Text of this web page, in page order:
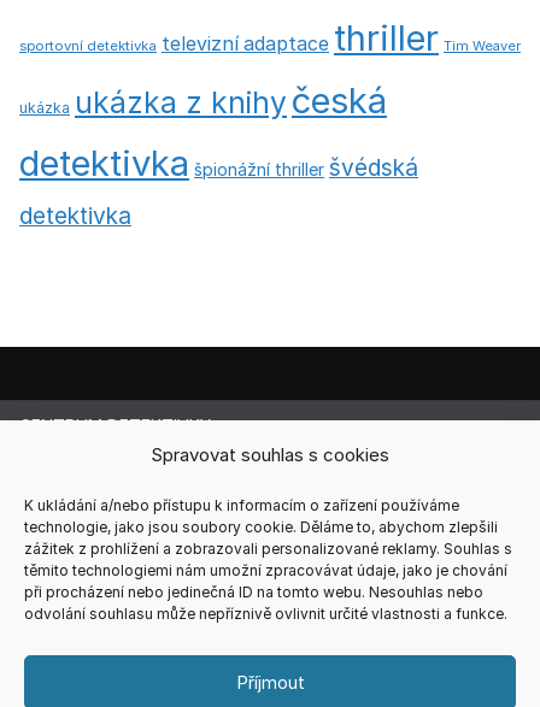
Spravovat souhlas s cookies
K ukládání a/nebo přístupu k informacím o zařízení používáme
technologie, jako jsou soubory cookie. Děláme to, abychom zlepšili
zážitek z prohlížení a zobrazovali personalizované reklamy. Souhlas s
těmito technologiemi nám umožní zpracovávat údaje, jako je chování
při procházení nebo jedinečná ID na tomto webu. Nesouhlas nebo
odvolání souhlasu může nepříznivě ovlivnit určité vlastnosti a funkce.
Příjmout
sportovní detektivka televizní adaptace thriller Tim Weaver
ukázka ukázka z knihy česká
detektivka špionážní thriller švédská
detektivka
CENTRUM DETEKTIVKY
Lucie Cermanová
Telefon: +420 607 856 085
E-mail: redakce@centrum-detektivky.cz
Jakékoliv přebírání obsahu povoleno pouze s písemným
souhlasem redakce.
ZÁSADY ZPRACOVÁNÍ OSOBNÍCH ÚDAJŮ